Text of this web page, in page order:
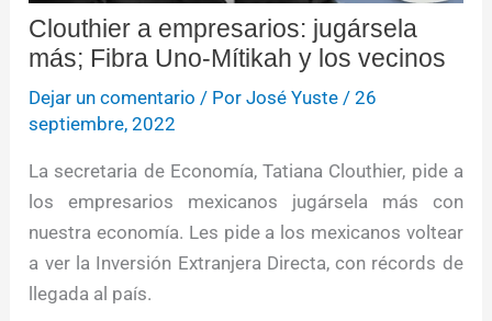
Clouthier a empresarios: jugársela
más; Fibra Uno-Mítikah y los vecinos
Dejar un comentario / PorJosé Yuste /26
septiembre, 2022
La secretaria de Economía, Tatiana Clouthier, pide a
los empresarios mexicanos jugársela más con
nuestra economía. Les pide a los mexicanos voltear
a ver la Inversión Extranjera Directa, con récords de
llegada al país.